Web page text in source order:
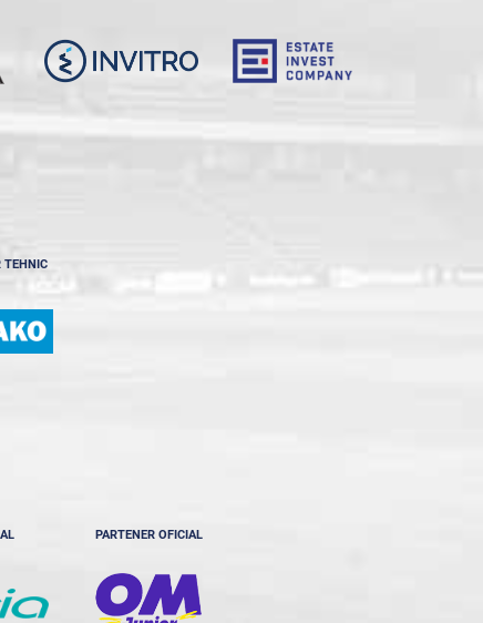
TEHNIC
PARTENER OFICIAL